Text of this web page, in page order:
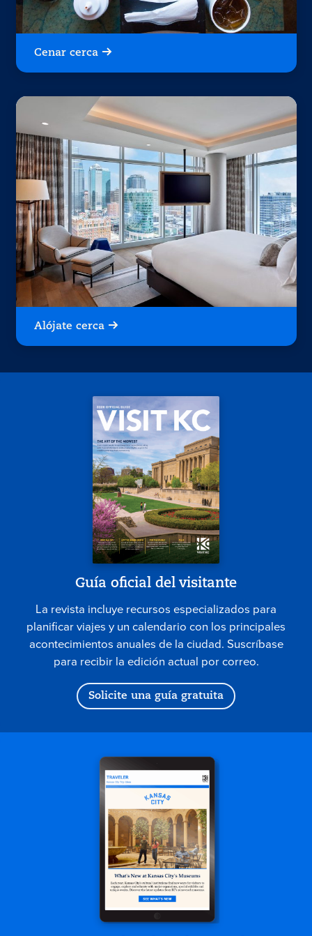
Cenar cerca
Alójate cerca
Guía oficial del visitante
La revista incluye recursos especializados para
planificar viajes y un calendario con los principales
acontecimientos anuales de la ciudad. Suscríbase
para recibir la edición actual por correo.
Solicite una guía gratuita